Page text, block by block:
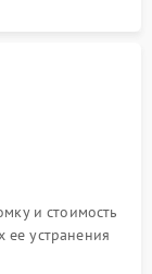
и стоимость
устранения